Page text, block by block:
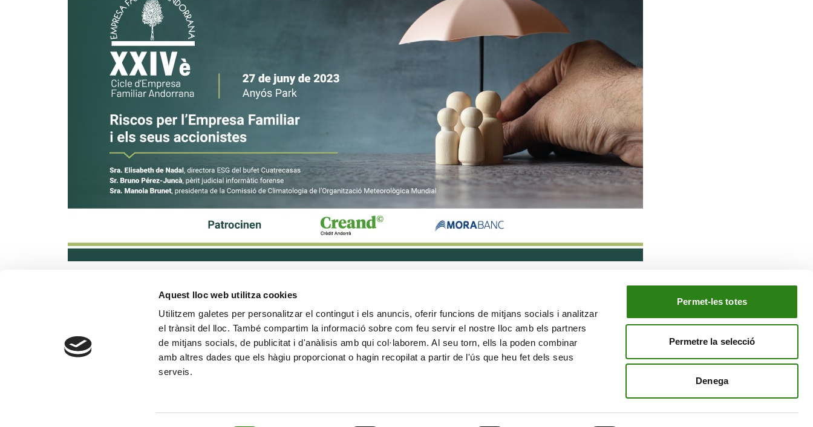
Aquest lloc web utilitza cookies
Utilitzem galetes per personalitzar el contingut i els anuncis, oferir funcions de mitjans socials i analitzar
el trànsit del lloc. També compartim la informació sobre com feu servir el nostre lloc amb els partners
de mitjans socials, de publicitat i d'anàlisis amb qui col·laborem. Al seu torn, ells la poden combinar
amb altres dades que els hàgiu proporcionat o hagin recopilat a partir de l'ús que heu fet dels seus
serveis.
Permet-les totes
Permetre la selecció
Denega
CONTACTE
+376 88 88 88
MÉS CREAND
Govern Corporatiu
EL NOSTRE GRUP
Creand Wealth & Securities Luxemburg
Creand Wealth Management EE. UU.